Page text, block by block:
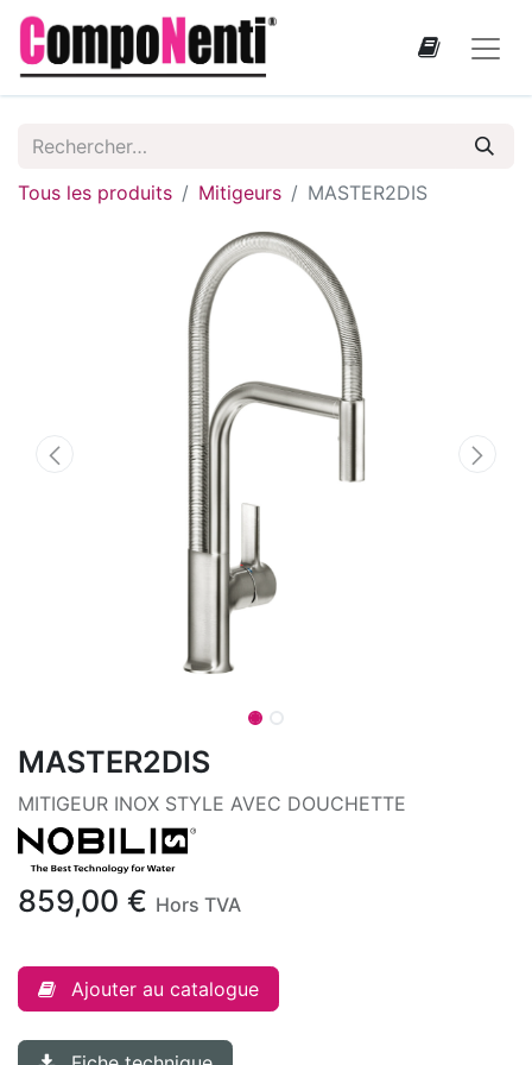
Tous les produits Mitigeurs MASTER2DIS
MASTER2DIS
MITIGEUR INOX STYLE AVEC DOUCHETTE
859,00 € Hors TVA
Ajouter au catalogue